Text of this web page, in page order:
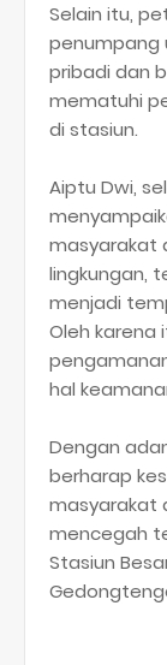
Selain itu,
penumpang
pribadi dan
mematuhi
di stasiun.
Aiptu Dwi,
masyarakat
lingkungan,
menjadi
Oleh karena
hal
Dengan
berharap
masyarakat
mencegah
Stasiun